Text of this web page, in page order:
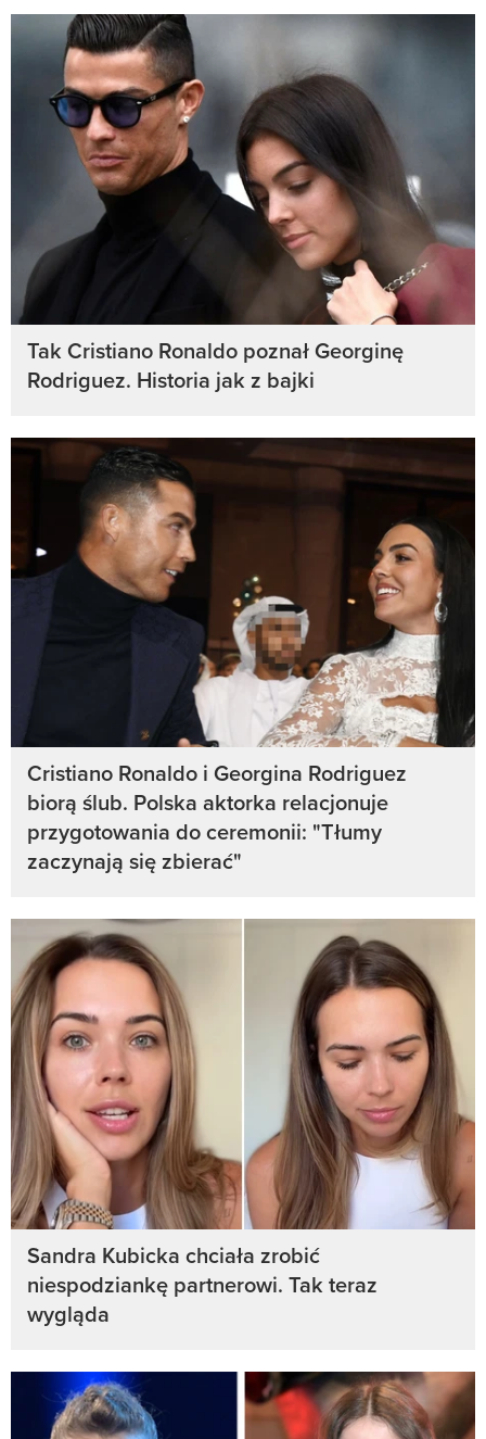
Tak Cristiano Ronaldo poznał Georginę
Rodriguez. Historia jak z bajki
Cristiano Ronaldo i Georgina Rodriguez
biorą ślub. Polska aktorka relacjonuje
przygotowania do ceremonii: "Tłumy
zaczynają się zbierać"
Sandra Kubicka chciała zrobić
niespodziankę partnerowi. Tak teraz
wygląda